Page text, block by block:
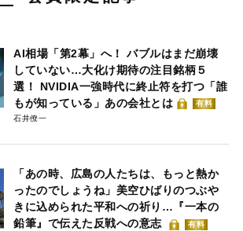
AI相場「第2幕」へ！ バブルはまだ崩壊
していない…大化け期待の注目銘柄５
選！ NVIDIA一強時代に終止符を打つ「誰
もが知っている」あの会社とは
有料
石井僚一
「あの時、広島の人たちは、もっと熱か
ったのでしょうね」美空ひばりのつぶや
きに込められた平和への祈り…『一本の
鉛筆』で伝えた反戦への意志
有料